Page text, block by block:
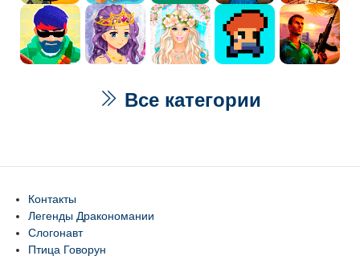
Все категории
Контакты
Легенды Дракономании
Слогонавт
Птица Говорун